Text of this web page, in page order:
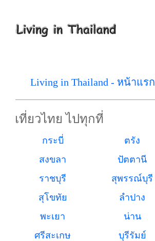
Living in Thailand - หน้าแรก
เที่ยวไทย ไปทุกที่
กระบี่ ตรัง
สงขลา
ปัตตานี
ราชบุรี
สุพรรณ์บุรี
สุโขทัย
ลำปาง
พะเยา
น่าน
ศรีสะเกษ
บุรีรัมย์